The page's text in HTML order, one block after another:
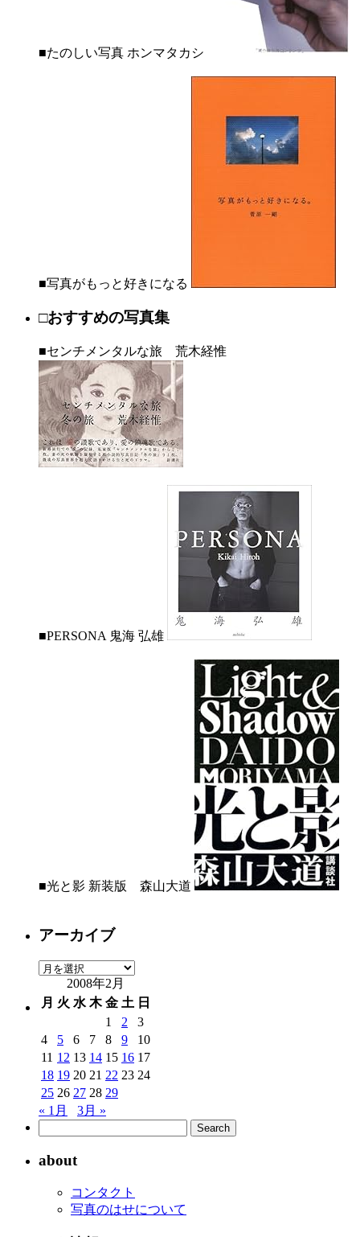
■たのしい写真 ホンマタカシ
■写真がもっと好きになる
□おすすめの写真集
■センチメンタルな旅 荒木経惟
■PERSONA 鬼海 弘雄
■光と影 新装版 森山大道
アーカイブ
ア
カ
ブ
2008年2月
月 火 水 木 金 土 日
1
2
3
4
5 6 7 8 9
10
11 12 13 14 15 16 17
18 19 20 21 22 23 24
25 26 27 28 29
« 1月
3月 »
about
コンタクト
写真のはせについて